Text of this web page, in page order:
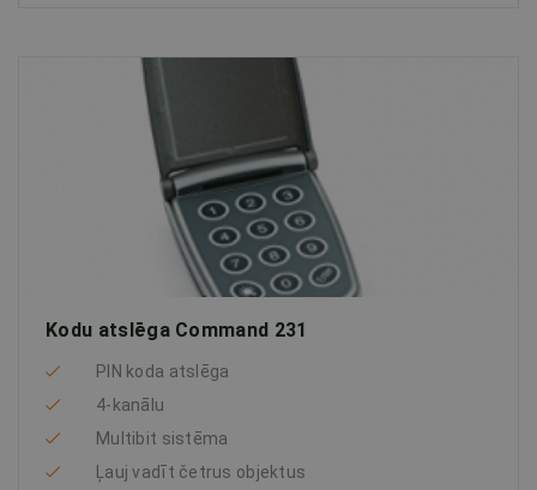
Kodu atslēga Command 231
PIN koda atslēga
4-kanālu
Multibit sistēma
Ļauj vadīt četrus objektus